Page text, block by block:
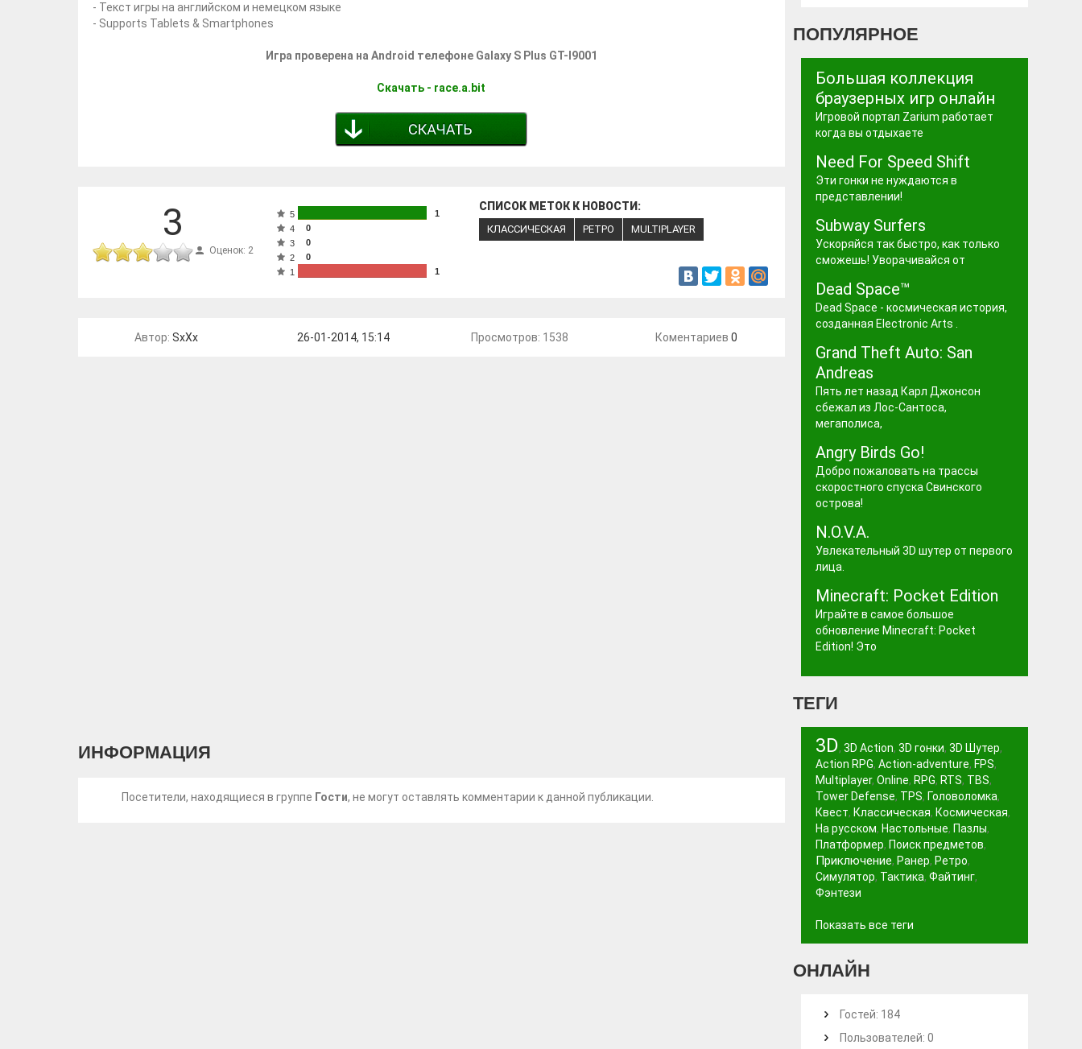
- Текст игры на английском и немецком языке
- Supports Tablets & Smartphones
Игра проверена на Android телефоне Galaxy S Plus GT-I9001
Скачать - race.a.bit
3
Оценок: 2
5
1
4
0
3
0
2
0
1
1
СПИСОК МЕТОК К НОВОСТИ:
КЛАССИЧЕСКАЯ РЕТРО MULTIPLAYER
Автор:SxXx 26-01-2014, 15:14 Просмотров: 1538 Коментариев 0
ИНФОРМАЦИЯ
Посетители, находящиеся в группе Гости, не могут оставлять комментарии к данной публикации.
ПОПУЛЯРНОЕ
Большая коллекция
браузерных игр онлайн
Игровой портал Zarium работает
когда вы отдыхаете
Need For Speed Shift
Эти гонки не нуждаются в
представлении!
Subway Surfers
Ускоряйся так быстро, как только
сможешь! Уворачивайся от
Dead Space™
Dead Space - космическая история,
созданная Electronic Arts .
Grand Theft Auto: San
Andreas
Пять лет назад Карл Джонсон
сбежал из Лос-Сантоса,
мегаполиса,
Angry Birds Go!
Добро пожаловать на трассы
скоростного спуска Свинского
острова!
N.O.V.A.
Увлекательный 3D шутер от первого
лица.
Minecraft: Pocket Edition
Играйте в самое большое
обновление Minecraft: Pocket
Edition! Это
ТЕГИ
3D, 3D Action, 3D гонки, 3D Шутер,
Action RPG, Action-adventure, FPS,
Multiplayer, Online, RPG, RTS, TBS,
Tower Defense, TPS, Головоломка,
Квест, Классическая, Космическая,
На русском, Настольные, Пазлы,
Платформер, Поиск предметов,
Приключение, Ранер, Ретро,
Симулятор, Тактика, Файтинг,
Фэнтези
Показать все теги
ОНЛАЙН
Гостей: 184
Пользователей: 0